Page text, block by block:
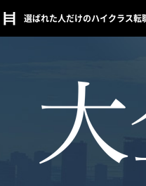
選ばれた人だけのハイクラス転